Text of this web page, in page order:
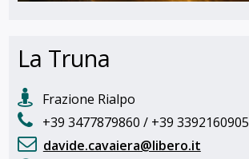
La Truna
Frazione Rialpo
+39 3477879860 / +39 3392160905
davide.cavaiera@libero.it